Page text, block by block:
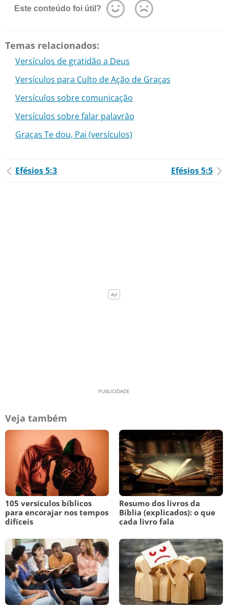
Este conteúdo foi útil?
Temas relacionados:
Versículos de gratidão a Deus
Versículos para Culto de Ação de Graças
Versículos sobre comunicação
Versículos sobre falar palavrão
Graças Te dou, Pai (versículos)
Efésios 5:3 Efésios 5:5
Veja também
105 versículos bíblicos
para encorajar nos tempos
difíceis
Resumo dos livros da
Bíblia (explicados): o que
cada livro fala